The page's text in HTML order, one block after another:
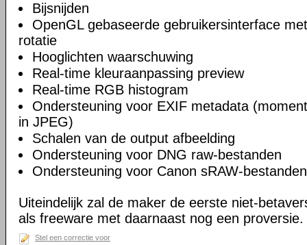
Bijsnijden
OpenGL gebaseerde gebruikersinterface
rotatie
Hooglichten waarschuwing
Real-time kleuraanpassing preview
Real-time RGB histogram
Ondersteuning voor EXIF metadata
in JPEG)
Schalen van de output afbeelding
Ondersteuning voor DNG raw-bestanden
Ondersteuning voor Canon sRAW-bestanden
Uiteindelijk zal de maker de eerste niet-
als freeware met daarnaast nog een proversie.
Stel een correctie voor